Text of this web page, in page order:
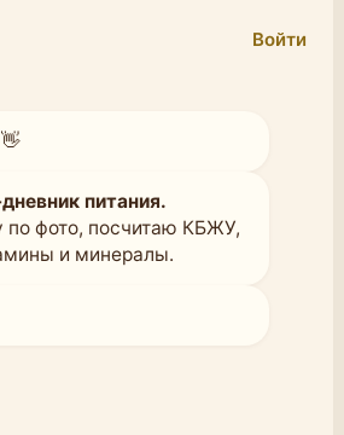
Войти
питания.
по фото, посчитаю КБЖУ,
и минералы.